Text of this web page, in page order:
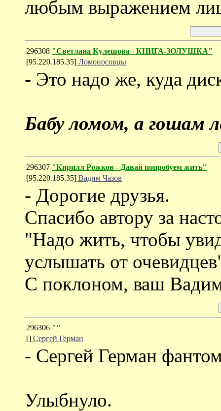
любым выражением
296308 "Светлана Кулешова - КНИГА-ЗОЛУШКА"
[95.220.185.35] Ломоносовцы
- Это надо же, куда
Бабу ломом, а гошам
296307 "Кирилл Рожков - Давай попробуем жить"
[95.220.185.35] Вадим Чазов
- Дорогие друзья.
Спасибо автору за
"Надо жить, чтобы
услышать от
С поклоном, ваш
296306 ""
[] Cергей Герман
- Сергей Герман
Улыбнуло.